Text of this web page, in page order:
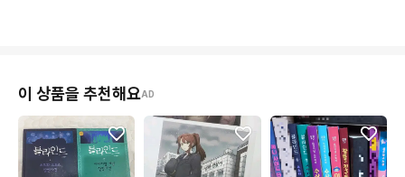
이 상품을 추천해요AD